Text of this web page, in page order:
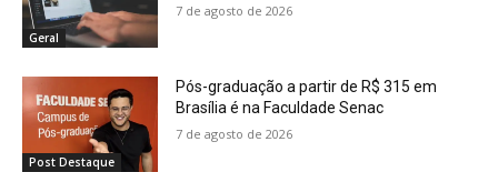
Geral
7 de agosto de 2026
Post Destaque
Pós-graduação a partir de R$ 315 em
Brasília é na Faculdade Senac
7 de agosto de 2026